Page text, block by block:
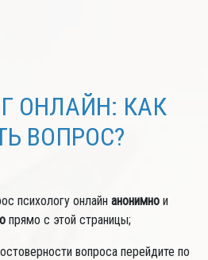
ОНЛАЙН: КАК
ВОПРОС?
психологу онлайн анонимно и
прямо с этой страницы;
вопроса перейдите по